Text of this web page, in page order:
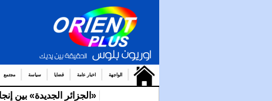
الواجهة اخبار عامة قضايا سياسة مجتمع
«الجزائر الجديدة» بين